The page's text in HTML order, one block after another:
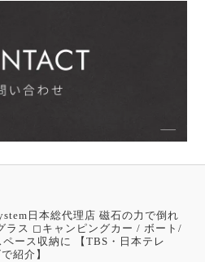
日本総代理店 磁石の力で倒れ
ラス ◻︎キャンピングカー / ボート/
ース収納に
【TBS・日本テレ
紹介】